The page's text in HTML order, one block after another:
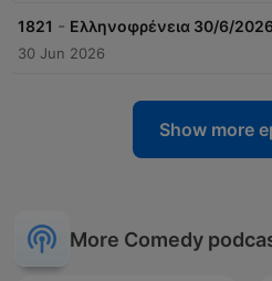
1821 - Ελληνοφρένεια 30/6/
30 Jun 2026
Show more
More Comedy